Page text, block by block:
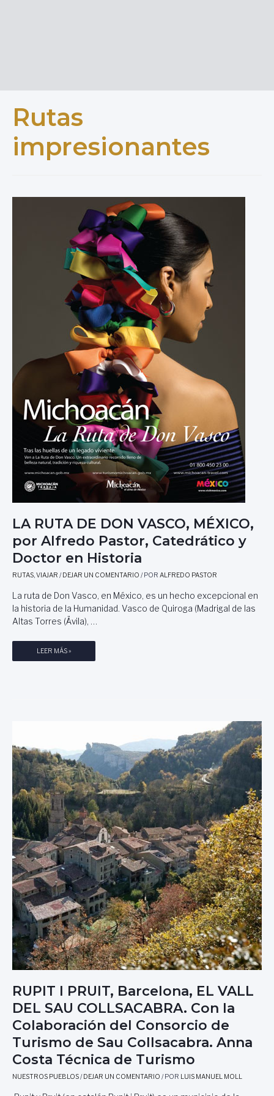
Rutas
impresionantes
LA RUTA DE DON VASCO, MÉXICO,
por Alfredo Pastor, Catedrático y
Doctor en Historia
RUTAS VIAJAR /DEJAR UN COMENTARIO / POR ALFREDO PASTOR
La ruta de Don Vasco, en México, es un hecho excepcional en
la historia de la Humanidad. Vasco de Quiroga (Madrigal de las
Altas Torres (Ävila), …
L
A
D
O
N
V
A
S
C
,
M
É
X
I
C
O
,
P
O
R
L
E
D
O
A
LEER MÁS »
RUPIT I PRUIT, Barcelona, EL VALL
DEL SAU COLLSACABRA. Con la
Colaboración del Consorcio de
Turismo de Sau Collsacabra. Anna
Costa Técnica de Turismo
NUESTROS PUEBLOS/DEJAR UN COMENTARIO / POR LUIS MANUEL MOLL